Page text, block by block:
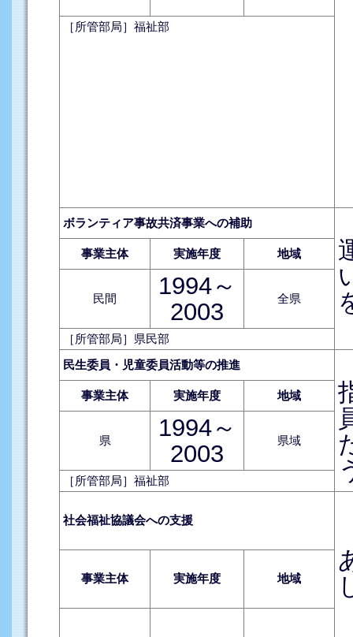
［所管部局］福祉部
ボランティア事故共済事業への補助
事業主体 実施年度 地域
民間
1994～
2003
全県
［所管部局］県民部
民生委員・児童委員活動等の推進
事業主体 実施年度 地域
県
1994～
2003
県域
［所管部局］福祉部
社会福祉協議会への支援
事業主体 実施年度 地域